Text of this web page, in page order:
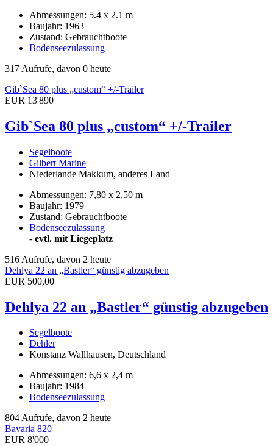
Abmessungen: 5.4 x 2.1 m
Baujahr: 1963
Zustand: Gebrauchtboote
Bodenseezulassung
317 Aufrufe, davon 0 heute
GibˋSea 80 plus „custom“ +/-Trailer
EUR 13'890
GibˋSea 80 plus „custom“ +/-Trailer
Segelboote
Gilbert Marine
Niederlande Makkum, anderes Land
Abmessungen: 7,80 x 2,50 m
Baujahr: 1979
Zustand: Gebrauchtboote
Bodenseezulassung
- evtl. mit Liegeplatz
516 Aufrufe, davon 2 heute
Dehlya 22 an „Bastler“ günstig abzugeben
EUR 500,00
Dehlya 22 an „Bastler“ günstig abzugeben
Segelboote
Dehler
Konstanz Wallhausen, Deutschland
Abmessungen: 6,6 x 2,4 m
Baujahr: 1984
Bodenseezulassung
804 Aufrufe, davon 2 heute
Bavaria 820
EUR 8'000